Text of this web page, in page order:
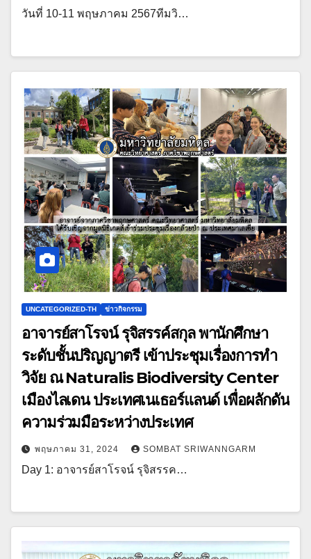
สาธารณรัฐเกาหลี
วันที่ 10-11 พฤษภาคม 2567ทีมวิ…
UNCATEGORIZED-TH ข่าวกิจกรรม
อาจารย์สาโรจน์ รุจิสรรค์สกุล พานักศึกษา
ระดับชั้นปริญญาตรี เข้าประชุมเรื่องการทำ
วิจัย ณ Naturalis Biodiversity Center
เมืองไลเดน ประเทศเนเธอร์แลนด์ เพื่อผลักดัน
ความร่วมมือระหว่างประเทศ
พฤษภาคม 31, 2024 SOMBAT SRIWANNGARM
Day 1: อาจารย์สาโรจน์ รุจิสรรค…